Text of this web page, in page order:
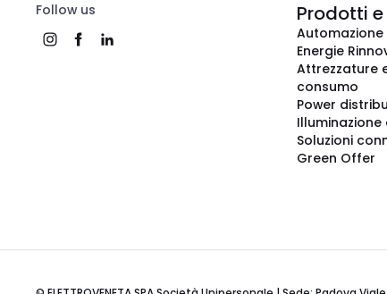
Follow us Prodotti
Energie
Attrezzature
consumo
Power
Soluzioni
Green Offer